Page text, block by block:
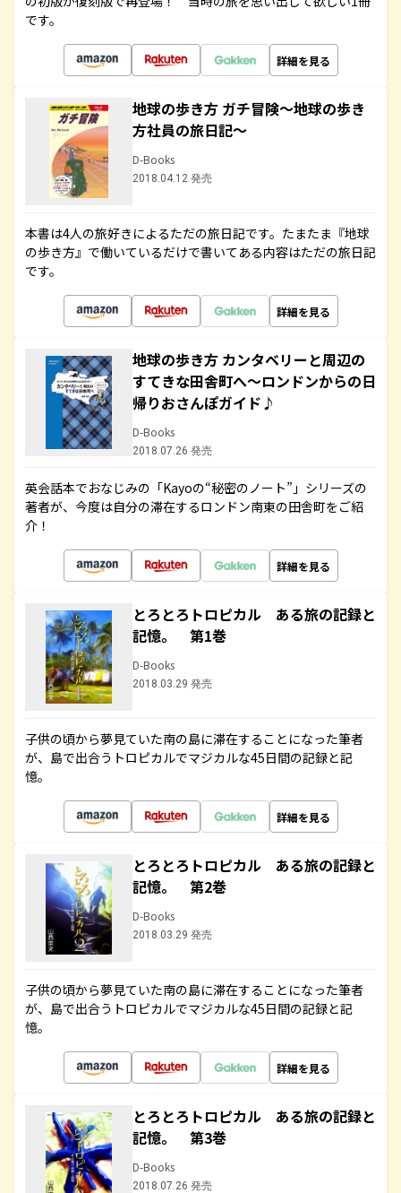
です。
詳細を見る
地球の歩き方 ガチ冒険～地球の歩き
方社員の旅日記～
D-Books
2018.04.12 発売
本書は4人の旅好きによるただの旅日記です。たまたま『地球
の歩き方』で働いているだけで書いてある内容はただの旅日記
です。
詳細を見る
地球の歩き方 カンタベリーと周辺の
すてきな田舎町へ～ロンドンからの日
帰りおさんぽガイド♪
D-Books
2018.07.26 発売
英会話本でおなじみの「Kayoの“秘密のノート”」シリーズの
著者が、今度は自分の滞在するロンドン南東の田舎町をご紹
介！
詳細を見る
とろとろトロピカル ある旅の記録と
記憶。 第1巻
D-Books
2018.03.29 発売
子供の頃から夢見ていた南の島に滞在することになった筆者
が、島で出合うトロピカルでマジカルな45日間の記録と記
憶。
詳細を見る
とろとろトロピカル ある旅の記録と
記憶。 第2巻
D-Books
2018.03.29 発売
子供の頃から夢見ていた南の島に滞在することになった筆者
が、島で出合うトロピカルでマジカルな45日間の記録と記
憶。
詳細を見る
とろとろトロピカル ある旅の記録と
記憶。 第3巻
D-Books
2018.07.26 発売